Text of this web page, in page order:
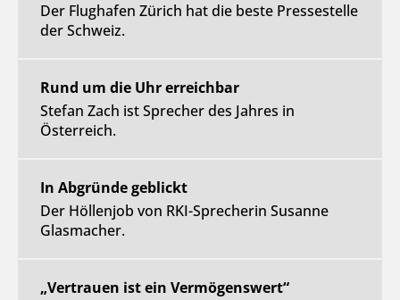
Der Flughafen Zürich hat die beste Pressestelle
der Schweiz.
Rund um die Uhr erreichbar
Stefan Zach ist Sprecher des Jahres in
Österreich.
In Abgründe geblickt
Der Höllenjob von RKI-Sprecherin Susanne
Glasmacher.
„Vertrauen ist ein Vermögenswert“